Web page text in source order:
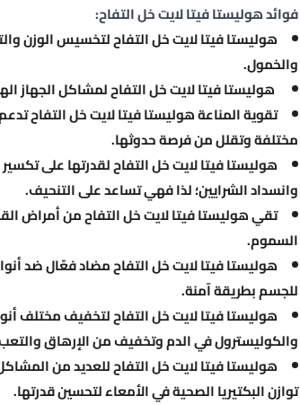
فوائد هوليستا فيتا لايت خل التفاح:
هوليستا فيتا لايت خل التفاح لتخسيس
والخمول.
هوليستا فيتا لايت خل التفاح لمشاكل الجهاز
تقوية المناعة هوليستا فيتا لايت خل
مختلفة وتقلل من فرصة حدوثها.
هوليستا فيتا لايت خل التفاح لقدرتها على تكسير
وانسداد الشرايين؛ لذا فهي تساعد على التنحيف.
تقي هوليستا فيتا لايت خل التفاح من أمراض
السموم.
هوليستا فيتا لايت خل التفاح مضاد فعّال ضد
للجسم بطريقة آمنة.
هوليستا فيتا لايت خل التفاح لتخفيف مختلف
والكوليسترول في الدم وتخفيف من الإرهاق
هوليستا فيتا لايت خل التفاح للعديد من
توازن البكتيريا الصحية في الأمعاء لتحسين قدرتها.